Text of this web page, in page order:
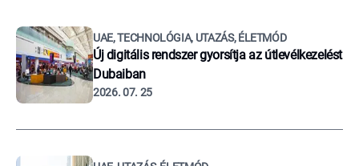
UAE, TECHNOLÓGIA, UTAZÁS, ÉLETMÓD
Új digitális rendszer gyorsítja az útlevélkezelést
Dubaiban
2026. 07. 25